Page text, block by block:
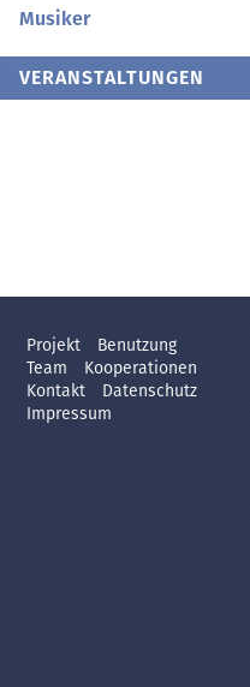
Musiker
VERANSTALTUNGEN
Projekt
Benutzung
Team
Kooperationen
Kontakt
Datenschutz
Impressum